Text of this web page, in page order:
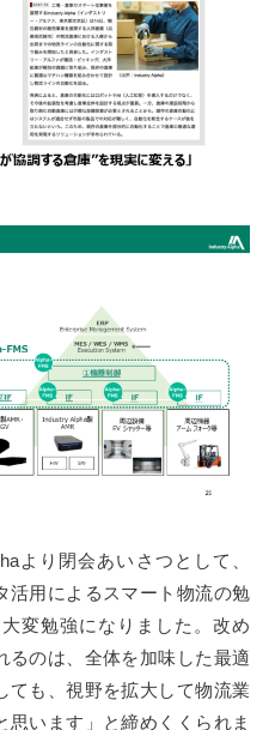
より閉会あいさつとして、
活用によるスマート物流の勉
変勉強になりました。改め
るのは、全体を加味した最適
ても、視野を拡大して物流業
います」と締めくくられま